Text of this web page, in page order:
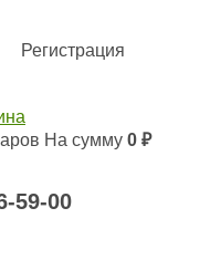
Регистрация
На сумму 0 ₽
59-00